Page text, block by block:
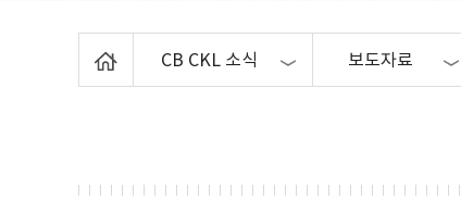
CB CKL 소식 보도자료